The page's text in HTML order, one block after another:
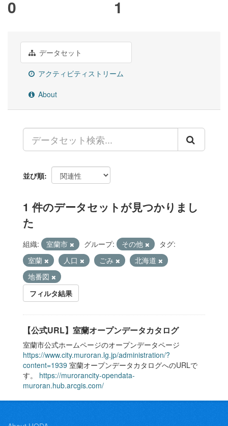
0 1
データセット
アクティビティストリーム
About
並び順
1 件のデータセットが見つかりまし
た
組織: 室蘭市 グループ: その他
タグ:
室蘭
人口 ごみ
北海道
地番図
フィルタ結果
【公式URL】室蘭オープンデータカタログ
室蘭市公式ホームページのオープンデータページ
https://www.city.muroran.lg.jp/administration/?
content=1939 室蘭オープンデータカタログへのURLで
す。 https://murorancity-opendata-
muroran.hub.arcgis.com/